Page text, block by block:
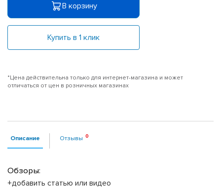
В корзину
Купить в 1 клик
*Цена действительна только для интернет-магазина и может
отличаться от цен в розничных магазинах
Описание Отзывы
Обзоры:
+добавить статью или видео